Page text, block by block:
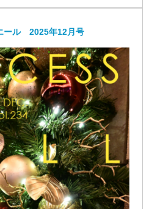
ール 2025年12月号